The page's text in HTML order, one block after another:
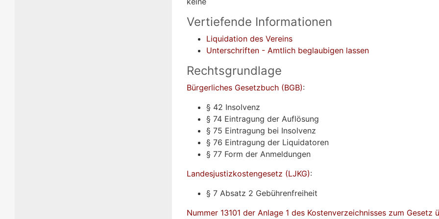
Vertiefende Informationen
Liquidation des Vereins
Unterschriften - Amtlich beglaubigen lassen
Rechtsgrundlage
Bürgerliches Gesetzbuch (BGB):
§ 42 Insolvenz
§ 74 Eintragung der Auflösung
§ 75 Eintragung bei Insolvenz
§ 76 Eintragung der Liquidatoren
§ 77 Form der Anmeldungen
Landesjustizkostengesetz (LJKG):
§ 7 Absatz 2 Gebührenfreiheit
Nummer 13101 der Anlage 1 des Kostenverzeichnisses zum Gesetz